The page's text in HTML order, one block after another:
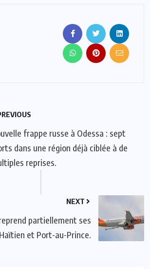
frappe russe à Odessa : sept
dans une région déjà ciblée à de
reprises.
NEXT
partiellement ses
et Port-au-Prince.